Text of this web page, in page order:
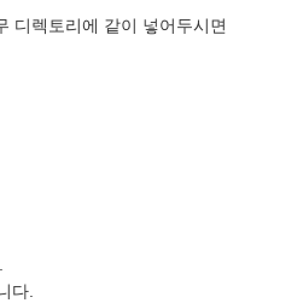
디렉토리에 같이 넣어두시면
다.